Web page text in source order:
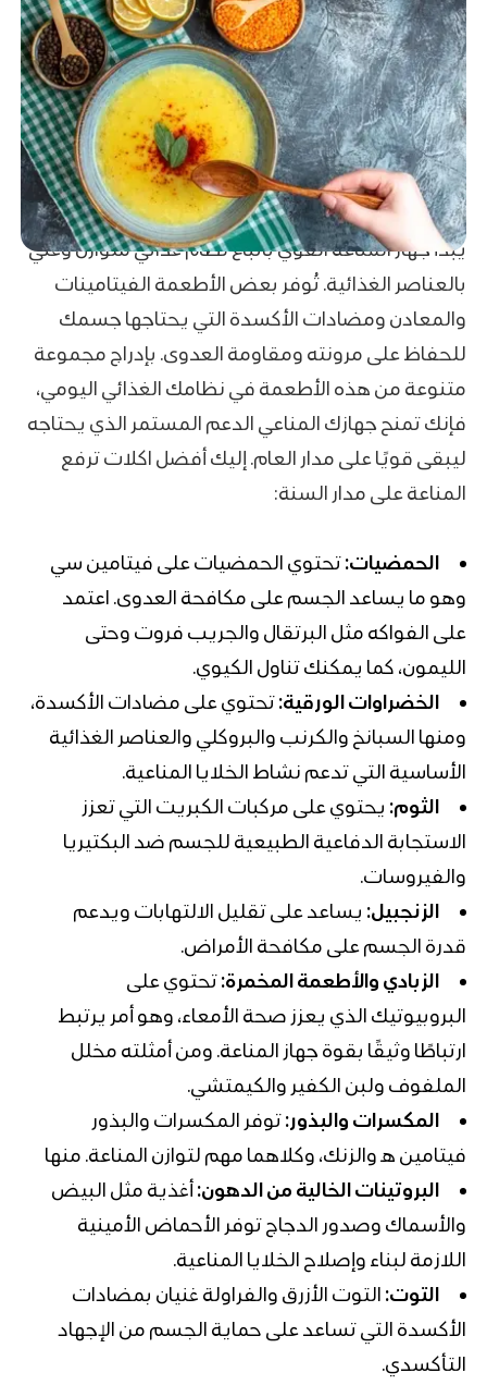
يبدأ جهاز المناعة القوي باتباع نظام غذائي متوازن وغني
بالعناصر الغذائية. تُوفر بعض الأطعمة الفيتامينات
والمعادن ومضادات الأكسدة التي يحتاجها جسمك
للحفاظ على مرونته ومقاومة العدوى. بإدراج مجموعة
متنوعة من هذه الأطعمة في نظامك الغذائي اليومي،
فإنك تمنح جهازك المناعي الدعم المستمر الذي يحتاجه
ليبقى قويًا على مدار العام. إليك أفضل اكلات ترفع
المناعة على مدار السنة:
الحمضيات:تحتوي الحمضيات على فيتامين سي
وهو ما يساعد الجسم على مكافحة العدوى. اعتمد
على الفواكه مثل البرتقال والجريب فروت وحتى
الليمون، كما يمكنك تناول الكيوي.
الخضراوات الورقية:تحتوي على مضادات الأكسدة،
ومنها السبانخ والكرنب والبروكلي والعناصر الغذائية
الأساسية التي تدعم نشاط الخلايا المناعية.
الثوم: يحتوي على مركبات الكبريت التي تعزز
الاستجابة الدفاعية الطبيعية للجسم ضد البكتيريا
والفيروسات.
الزنجبيل: يساعد على تقليل الالتهابات ويدعم
قدرة الجسم على مكافحة الأمراض.
الزبادي والأطعمة المخمرة:تحتوي على
البروبيوتيك الذي يعزز صحة الأمعاء، وهو أمر يرتبط
ارتباطًا وثيقًا بقوة جهاز المناعة. ومن أمثلته مخلل
الملفوف ولبن الكفير والكيمتشي.
المكسرات والبذور:توفر المكسرات والبذور
فيتامين هـ والزنك، وكلاهما مهم لتوازن المناعة. منها
البروتينات الخالية من الدهون:أغذية مثل البيض
والأسماك وصدور الدجاج توفر الأحماض الأمينية
اللازمة لبناء وإصلاح الخلايا المناعية.
التوت: التوت الأزرق والفراولة غنيان بمضادات
الأكسدة التي تساعد على حماية الجسم من الإجهاد
التأكسدي.